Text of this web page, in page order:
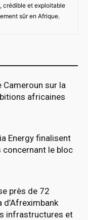
crédible et exploitable
sûr en Afrique.
Cameroun sur la
africaines
Energy finalisent
le bloc
près de 72
infrastructures et